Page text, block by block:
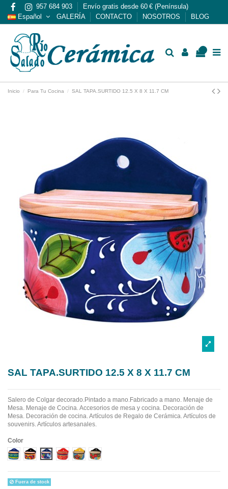
957 684 903
Envío gratis desde 60 € (Península)
Español
GALERÍA CONTACTO NOSOTROS BLOG
Inicio Para Tu Cocina SAL TAPA.SURTIDO 12.5 X 8 X 11.7 CM
SAL TAPA.SURTIDO 12.5 X 8 X 11.7 CM
Salero de Colgar decorado.Pintado a mano.Fabricado a mano. Menaje de
Mesa. Menaje de Cocina. Accesorios de mesa y cocina. Decoración de
Mesa. Decoración de cocina. Artículos de Regalo de Cerámica. Artículos de
souvenirs. Artículos artesanales.
Color
Diseño 1Diseño 2Diseño 3Diseño 4Diseño 5Diseño 6
Fuera de stock